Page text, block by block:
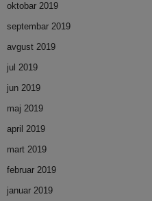
oktobar 2019
septembar 2019
avgust 2019
jul 2019
jun 2019
maj 2019
april 2019
mart 2019
februar 2019
januar 2019